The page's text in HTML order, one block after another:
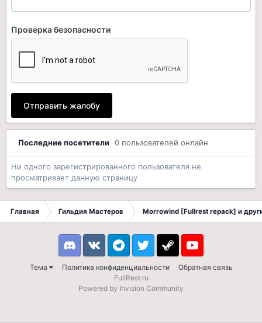
Проверка безопасности
Отправить жалобу
Последние посетители 0 пользователей онлайн
Ни одного зарегистрированного пользователя не
просматривает данную страницу
Главная Гильдия Мастеров Morrowind [Fullrest repack] и
Тема Политика конфиденциальности Обратная связь
DiscordVK TelegramTwitter Steam Youtube
FullRest.ru
Powered by Invision Community